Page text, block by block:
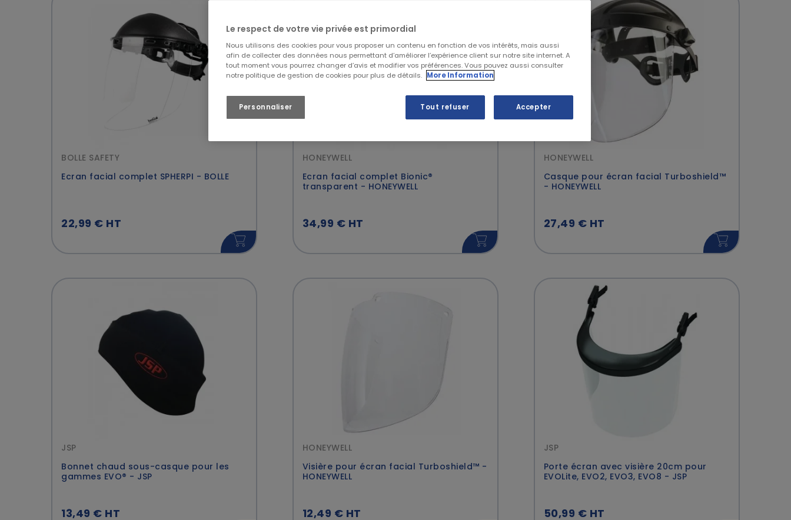
Transport & Logistique
Collectivités(2)
(10)
120,00 € - 200,00 €(1)
BOLLE SAFETY
Ecran facial complet SPHERPI - BOLLE
22,99 € HT
HONEYWELL
Ecran facial complet Bionic®
transparent - HONEYWELL
34,99 € HT
HONEYWELL
Casque pour écran facial Turboshield™
- HONEYWELL
27,49 € HT
JSP
Bonnet chaud sous-casque pour les
gammes EVO® - JSP
13,49 € HT
HONEYWELL
Visière pour écran facial Turboshield™ -
HONEYWELL
12,49 € HT
JSP
Porte écran avec visière 20cm pour
EVOLite, EVO2, EVO3, EVO8 - JSP
50,99 € HT
Le respect de votre vie privée est primordial
Nous utilisons des cookies pour vous proposer un contenu en fonction de vos intérêts, mais aussi
afin de collecter des données nous permettant d’améliorer l’expérience client sur notre site internet. A
tout moment vous pourrez changer d’avis et modifier vos préférences. Vous pouvez aussi consulter
notre politique de gestion de cookies pour plus de détails. More Information
Personnaliser Tout refuser Accepter